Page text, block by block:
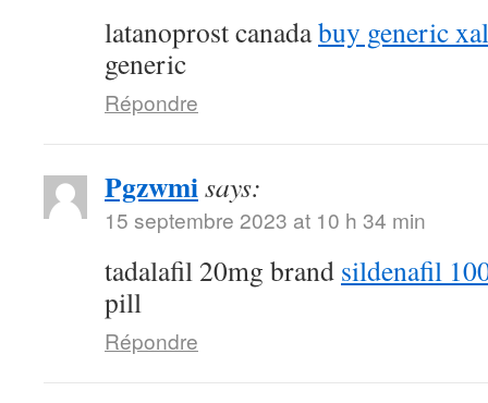
latanoprost canadabuy generic
generic
Répondre
Pgzwmisays:
15 septembre 2023 at 10 h 34 min
tadalafil 20mg brand sildenafil
pill
Répondre